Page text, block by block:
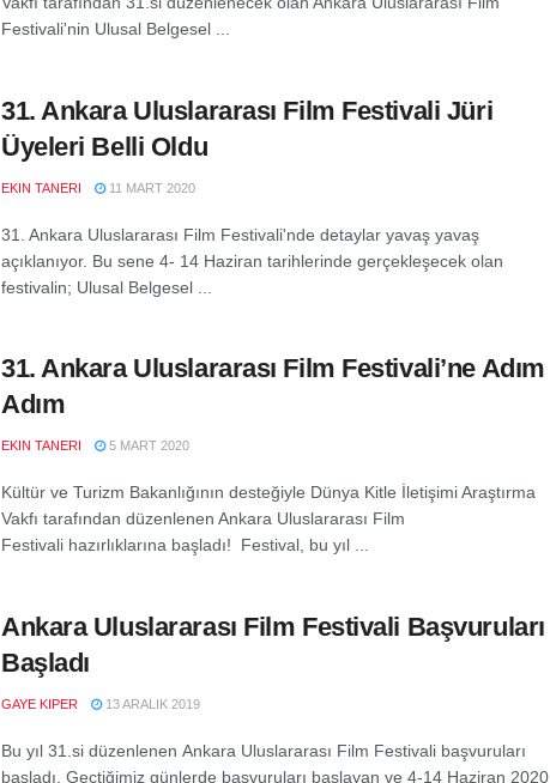
Festivali'nin Ulusal Belgesel ...
31. Ankara Uluslararası Film Festivali Jüri
Üyeleri Belli Oldu
EKIN TANERI 11 MART 2020
31. Ankara Uluslararası Film Festivali'nde detaylar yavaş yavaş
açıklanıyor. Bu sene 4- 14 Haziran tarihlerinde gerçekleşecek olan
festivalin; Ulusal Belgesel ...
31. Ankara Uluslararası Film Festivali’ne Adım
Adım
EKIN TANERI 5 MART 2020
Kültür ve Turizm Bakanlığının desteğiyle Dünya Kitle İletişimi Araştırma
Vakfı tarafından düzenlenen Ankara Uluslararası Film
Festivali hazırlıklarına başladı! Festival, bu yıl ...
Ankara Uluslararası Film Festivali Başvuruları
Başladı
GAYE KIPER 13 ARALIK 2019
Bu yıl 31.si düzenlenen Ankara Uluslararası Film Festivali başvuruları
başladı. Geçtiğimiz günlerde başvuruları başlayan ve 4-14 Haziran 2020